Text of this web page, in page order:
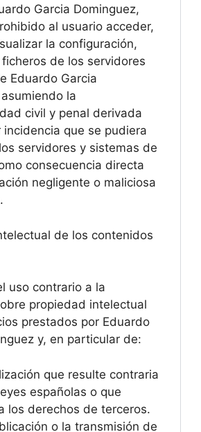
Garcia Dominguez,
al usuario acceder,
la configuración,
de los servidores
Eduardo Garcia
la
civil y penal derivada
incidencia que se pudiera
servidores y sistemas de
consecuencia directa
negligente o maliciosa
de los contenidos
uso contrario a la
propiedad intelectual
prestados por Eduardo
y, en particular de:
que resulte contraria
españolas o que
los derechos de terceros.
o la transmisión de